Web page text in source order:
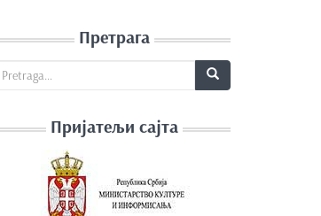
Претрага
Search for:
Пријатељи сајта